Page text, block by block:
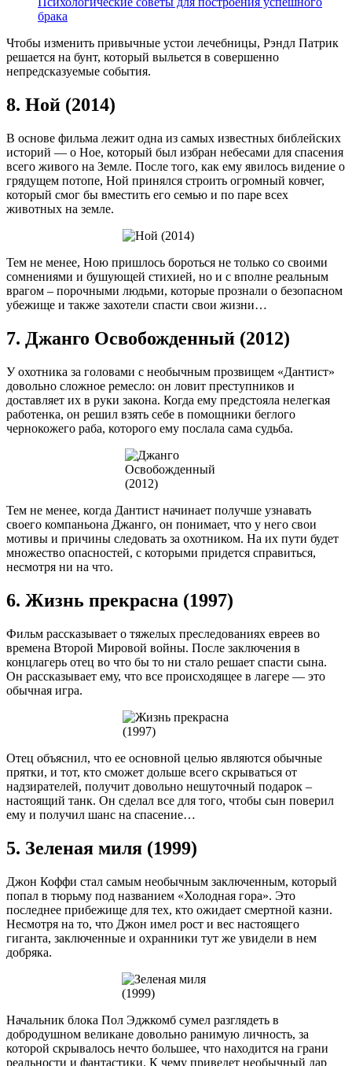
брака
Чтобы изменить привычные устои лечебницы, Рэндл Патрик
решается на бунт, который выльется в совершенно
непредсказуемые события.
8. Ной (2014)
В основе фильма лежит одна из самых известных библейских
историй — о Ное, который был избран небесами для спасения
всего живого на Земле. После того, как ему явилось видение о
грядущем потопе, Ной принялся строить огромный ковчег,
который смог бы вместить его семью и по паре всех
животных на земле.
Тем не менее, Ною пришлось бороться не только со своими
сомнениями и бушующей стихией, но и с вполне реальным
врагом – порочными людьми, которые прознали о безопасном
убежище и также захотели спасти свои жизни…
7. Джанго Освобожденный (2012)
У охотника за головами с необычным прозвищем «Дантист»
довольно сложное ремесло: он ловит преступников и
доставляет их в руки закона. Когда ему предстояла нелегкая
работенка, он решил взять себе в помощники беглого
чернокожего раба, которого ему послала сама судьба.
Тем не менее, когда Дантист начинает получше узнавать
своего компаньона Джанго, он понимает, что у него свои
мотивы и причины следовать за охотником. На их пути будет
множество опасностей, с которыми придется справиться,
несмотря ни на что.
6. Жизнь прекрасна (1997)
Фильм рассказывает о тяжелых преследованиях евреев во
времена Второй Мировой войны. После заключения в
концлагерь отец во что бы то ни стало решает спасти сына.
Он рассказывает ему, что все происходящее в лагере — это
обычная игра.
Отец объяснил, что ее основной целью являются обычные
прятки, и тот, кто сможет дольше всего скрываться от
надзирателей, получит довольно нешуточный подарок –
настоящий танк. Он сделал все для того, чтобы сын поверил
ему и получил шанс на спасение…
5. Зеленая миля (1999)
Джон Коффи стал самым необычным заключенным, который
попал в тюрьму под названием «Холодная гора». Это
последнее прибежище для тех, кто ожидает смертной казни.
Несмотря на то, что Джон имел рост и вес настоящего
гиганта, заключенные и охранники тут же увидели в нем
добряка.
Начальник блока Пол Эджкомб сумел разглядеть в
добродушном великане довольно ранимую личность, за
которой скрывалось нечто большее, что находится на грани
реальности и фантастики. К чему приведет необычный дар